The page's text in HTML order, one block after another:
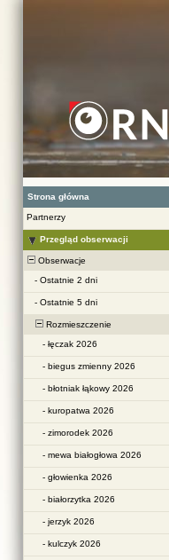
Strona główna
Partnerzy
Przegląd obserwacji
Obserwacje
- Ostatnie 2 dni
- Ostatnie 5 dni
Rozmieszczenie
- łęczak 2026
- biegus zmienny 2026
- błotniak łąkowy 2026
- kuropatwa 2026
- zimorodek 2026
- mewa białogłowa 2026
- głowienka 2026
- białorzytka 2026
- jerzyk 2026
- kulczyk 2026